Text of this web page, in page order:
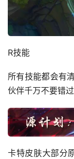
R技能
所有技能都会有
伙伴千万不要错过
卡特皮肤大部分